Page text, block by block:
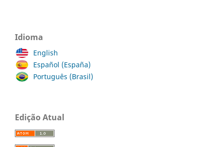
Idioma
English
Español (España)
Português (Brasil)
Edição Atual